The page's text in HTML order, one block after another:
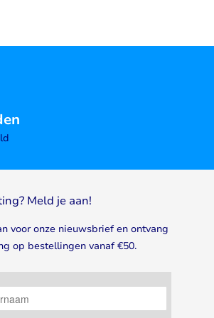
Meld je aan!
voor onze nieuwsbrief en ontvang
op bestellingen vanaf €50.